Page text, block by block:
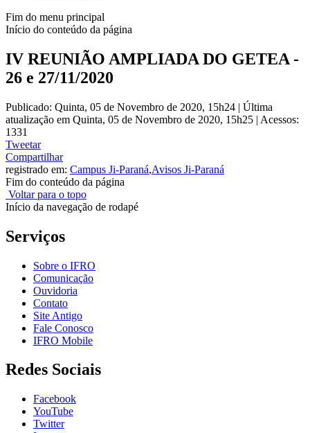
Fim do menu principal
Início do conteúdo da página
IV REUNIÃO AMPLIADA DO GETEA -
26 e 27/11/2020
Publicado: Quinta, 05 de Novembro de 2020, 15h24 | Última
atualização em Quinta, 05 de Novembro de 2020, 15h25 | Acessos:
1331
Tweetar
Compartilhar
registrado em: Campus Ji-Paraná,Avisos Ji-Paraná
Fim do conteúdo da página
Voltar para o topo
Início da navegação de rodapé
Serviços
Sobre o IFRO
Comunicação
Ouvidoria
Contato
Site Antigo
Fale Conosco
IFRO Mobile
Redes Sociais
Facebook
YouTube
Twitter